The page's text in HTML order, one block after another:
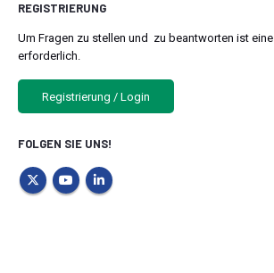
REGISTRIERUNG
Um Fragen zu stellen und zu beantworten ist eine
erforderlich.
Registrierung / Login
FOLGEN SIE UNS!